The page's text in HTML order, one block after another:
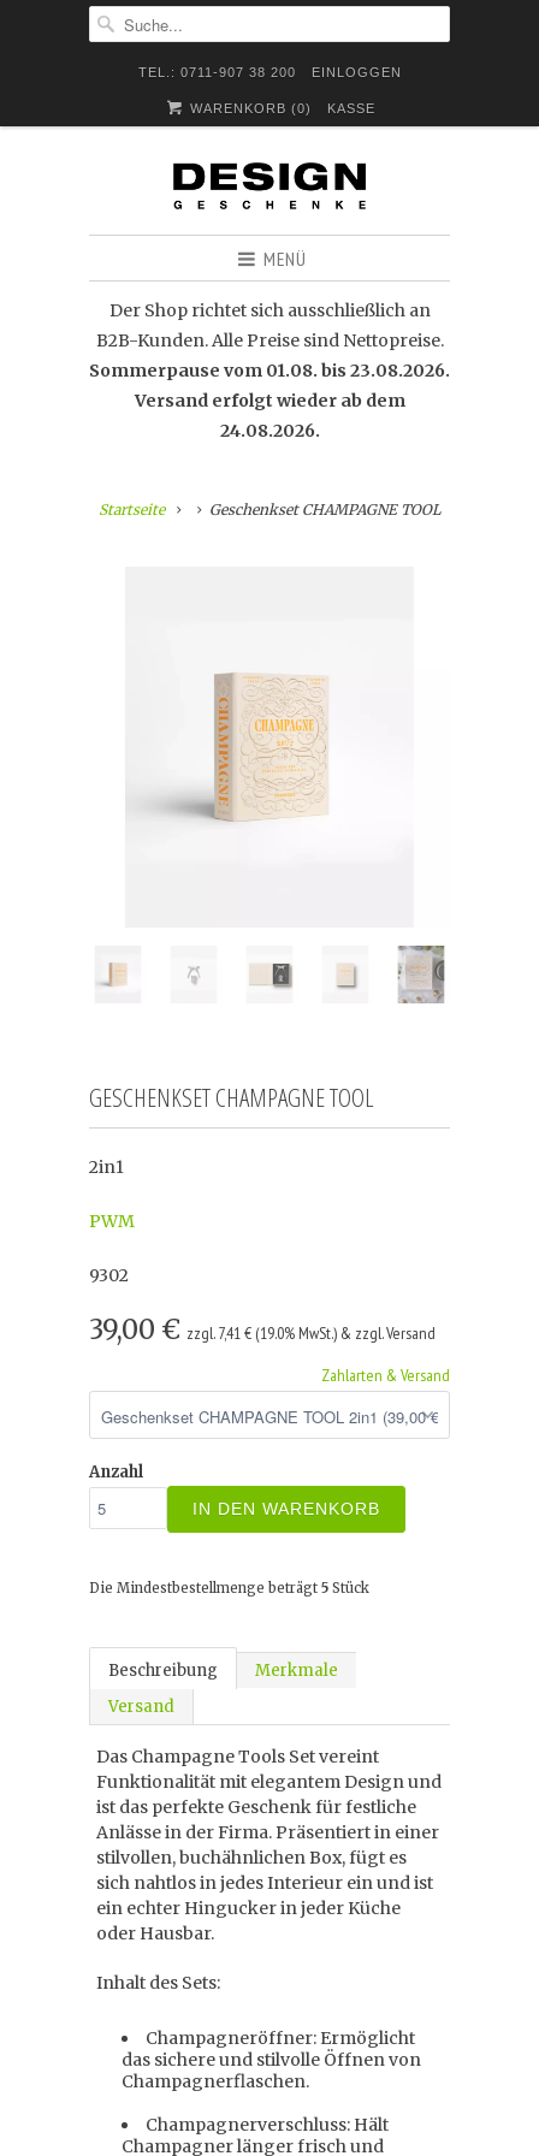
TEL.: 0711-907 38 200 EINLOGGEN
WARENKORB (0) KASSE
MENÜ
Der Shop richtet sich ausschließlich an
B2B-Kunden. Alle Preise sind Nettopreise.
Sommerpause vom 01.08. bis 23.08.2026.
Versand erfolgt wieder ab dem
24.08.2026.
Startseite Geschenkset CHAMPAGNE TOOL
GESCHENKSET CHAMPAGNE TOOL
2in1
PWM
9302
39,00 € zzgl. 7,41 € (19.0% MwSt.) & zzgl. Versand
Zahlarten & Versand
Anzahl
IN DEN WARENKORB
Die Mindestbestellmenge beträgt 5 Stück
Beschreibung
Merkmale
Versand
Das Champagne Tools Set vereint
Funktionalität mit elegantem Design und
ist das perfekte Geschenk für festliche
Anlässe in der Firma. Präsentiert in einer
stilvollen, buchähnlichen Box, fügt es
sich nahtlos in jedes Interieur ein und ist
ein echter Hingucker in jeder Küche
oder Hausbar.
Inhalt des Sets:
Champagneröffner: Ermöglicht
das sichere und stilvolle Öffnen von
Champagnerflaschen.
Champagnerverschluss: Hält
Champagner länger frisch und